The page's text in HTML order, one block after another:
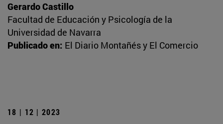
Gerardo Castillo
Facultad de Educación y Psicología de la
Universidad de Navarra
Publicado en: El Diario Montañés y El Comercio
18 | 12 | 2023